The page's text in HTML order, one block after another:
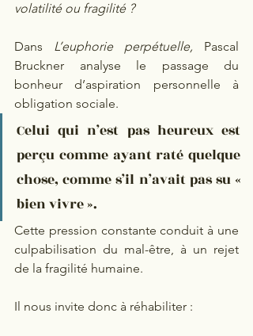
volatilité ou fragilité ?
Dans L’euphorie perpétuelle, Pascal
Bruckner analyse le passage du
bonheur d’aspiration personnelle à
obligation sociale.
Celui qui n’est pas heureux est
perçu comme ayant raté quelque
chose, comme s’il n’avait pas su «
bien vivre ».
Cette pression constante conduit à une
culpabilisation du mal-être, à un rejet
de la fragilité humaine.
Il nous invite donc à réhabiliter :